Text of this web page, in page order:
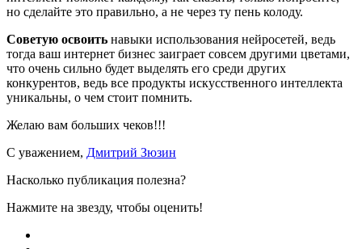
но сделайте это правильно, а не через ту пень колоду.
Советую освоить навыки использования нейросетей, ведь
тогда ваш интернет бизнес заиграет совсем другими цветами,
что очень сильно будет выделять его среди других
конкурентов, ведь все продукты искусственного интеллекта
уникальны, о чем стоит помнить.
Желаю вам больших чеков!!!
С уважением, Дмитрий Зюзин
Насколько публикация полезна?
Нажмите на звезду, чтобы оценить!